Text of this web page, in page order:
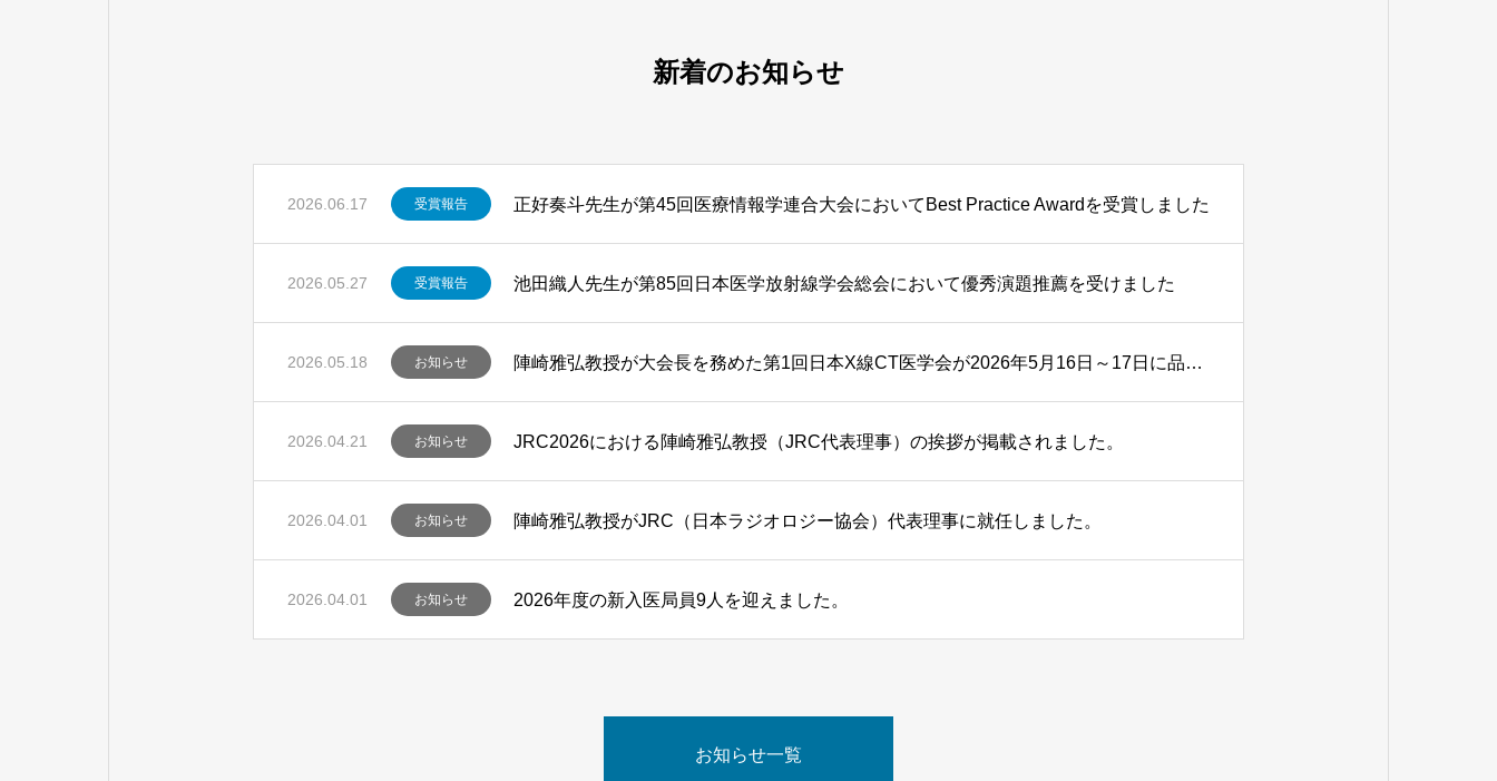
新着のお知らせ
2026.06.17 受賞報告 正好奏斗先生が第45回医療情報学連合大会においてBest Practice Awardを受賞しました
2026.05.27 受賞報告 池田織人先生が第85回日本医学放射線学会総会において優秀演題推薦を受けました
2026.05.18 お知らせ 陣崎雅弘教授が大会長を務めた第1回日本X線CT医学会が2026年5月16日～17日に品川シーズンカンファレンスにて開催されました。
2026.04.21 お知らせ JRC2026における陣崎雅弘教授（JRC代表理事）の挨拶が掲載されました。
2026.04.01 お知らせ 陣崎雅弘教授がJRC（日本ラジオロジー協会）代表理事に就任しました。
2026.04.01 お知らせ 2026年度の新入医局員9人を迎えました。
お知らせ一覧